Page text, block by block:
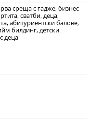
среща с гадже, бизнес
сватби, деца,
абитуриентски балове,
билдинг, детски
деца